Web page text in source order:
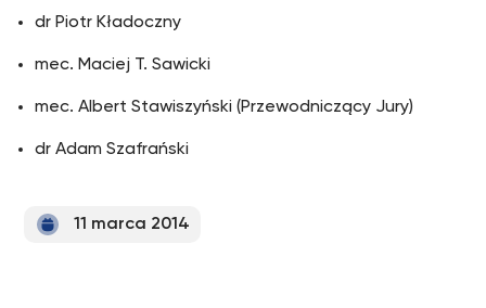
dr Piotr Kładoczny
mec. Maciej T. Sawicki
mec. Albert Stawiszyński (Przewodniczący Jury)
dr Adam Szafrański
11 marca 2014